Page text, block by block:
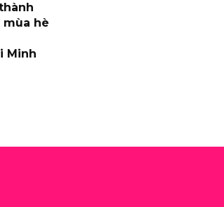
mùa hè
Minh